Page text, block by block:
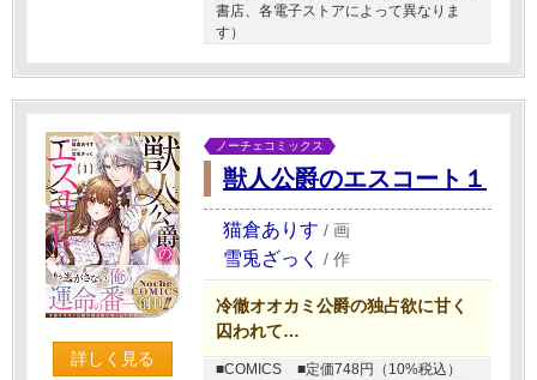
書店、各電子ストアによって異なりま
す）
詳しく見る
ノーチェコミックス
獣人公爵のエスコート１
猫倉ありす / 画
雪兎ざっく / 作
冷徹オオカミ公爵の独占欲に甘く
囚われて…
■COMICS
■定価748円（10%税込）